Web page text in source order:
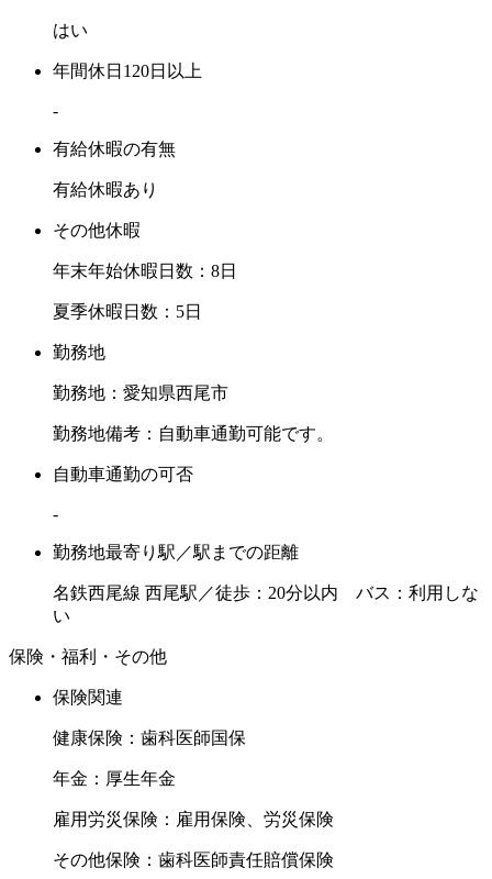
はい
年間休日120日以上
-
有給休暇の有無
有給休暇あり
その他休暇
年末年始休暇日数：8日
夏季休暇日数：5日
勤務地
勤務地：愛知県西尾市
勤務地備考：自動車通勤可能です。
自動車通勤の可否
-
勤務地最寄り駅／駅までの距離
名鉄西尾線 西尾駅／徒歩：20分以内 バス：利用しな
い
保険・福利・その他
保険関連
健康保険：歯科医師国保
年金：厚生年金
雇用労災保険：雇用保険、労災保険
その他保険：歯科医師責任賠償保険